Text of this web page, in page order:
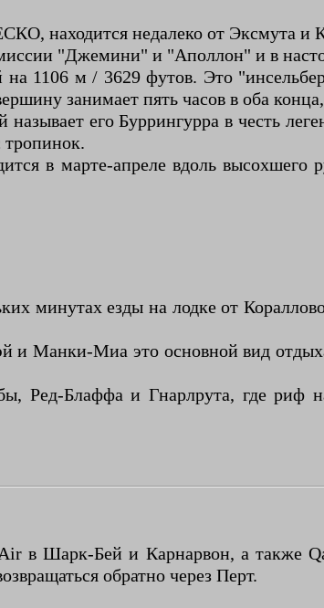
находится недалеко от Эксмута и
"Джемини" и "Аполлон" и в
1106 м / 3629 футов. Это
занимает пять часов в оба
его Буррингурра в честь
тропинок.
в марте-апреле вдоль высохшего
минутах езды на лодке от
и Манки-Миа это основной вид
Блаффа и Гнарлрута, где риф
в Шарк-Бей и Карнарвон, а также
обратно через Перт.